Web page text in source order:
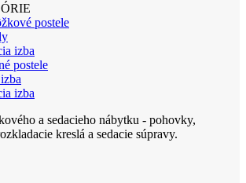
postele
izba
postele
izba
a sedacieho nábytku - pohovky,
kreslá a sedacie súpravy.